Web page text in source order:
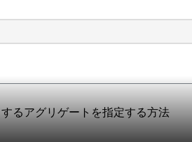
るアグリゲートを指定する方法